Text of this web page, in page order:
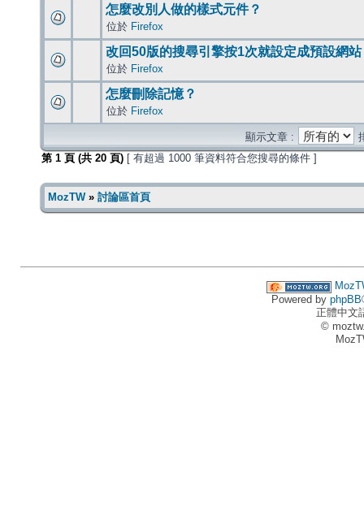
怎麼改別人做的樣式元件？
位於 Firefox
改回50版的搜尋引擎按1次就設定成預設網站
位於 Firefox
怎麼刪除記憶？
位於 Firefox
顯示文章 :
第 1 頁 (共 20 頁) [ 有超過 1000 筆資料符合您搜尋的條件 ]
MozTW» 討論區首頁
Powered by phpBB
正體中文
©